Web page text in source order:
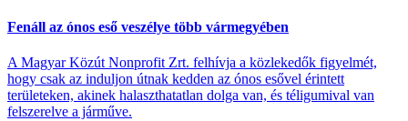
Fenáll az ónos eső veszélye több vármegyében
A Magyar Közút Nonprofit Zrt. felhívja a közlekedők figyelmét,
hogy csak az induljon útnak kedden az ónos esővel érintett
területeken, akinek halaszthatatlan dolga van, és téligumival van
felszerelve a járműve.